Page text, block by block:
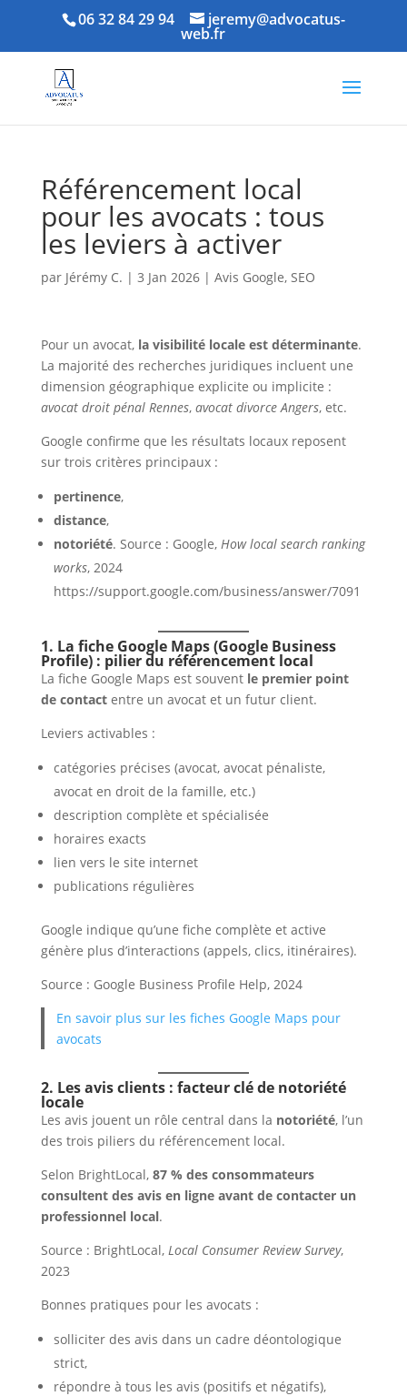
06 32 84 29 94 jeremy@advocatus-
web.fr
Référencement local
pour les avocats : tous
les leviers à activer
par Jérémy C. | 3 Jan 2026| Avis Google, SEO
Pour un avocat, la visibilité locale est déterminante.
La majorité des recherches juridiques incluent une
dimension géographique explicite ou implicite :
avocat droit pénal Rennes, avocat divorce Angers, etc.
Google confirme que les résultats locaux reposent
sur trois critères principaux :
pertinence,
distance,
notoriété. Source : Google, How local search ranking
works, 2024
https://support.google.com/business/answer/7091
1. La fiche Google Maps (Google Business
Profile) : pilier du référencement local
La fiche Google Maps est souvent le premier point
de contactentre un avocat et un futur client.
Leviers activables :
catégories précises (avocat, avocat pénaliste,
avocat en droit de la famille, etc.)
description complète et spécialisée
horaires exacts
lien vers le site internet
publications régulières
Google indique qu’une fiche complète et active
génère plus d’interactions (appels, clics, itinéraires).
Source : Google Business Profile Help, 2024
En savoir plus sur les fiches Google Maps pour
avocats
2. Les avis clients : facteur clé de notoriété
locale
Les avis jouent un rôle central dans la notoriété, l’un
des trois piliers du référencement local.
Selon BrightLocal, 87 % des consommateurs
consultent des avis en ligne avant de contacter un
professionnel local.
Source : BrightLocal, Local Consumer Review Survey,
2023
Bonnes pratiques pour les avocats :
solliciter des avis dans un cadre déontologique
strict,
répondre à tous les avis (positifs et négatifs),